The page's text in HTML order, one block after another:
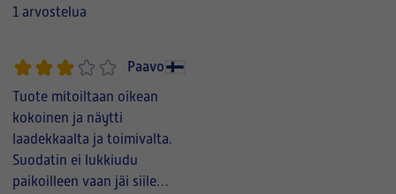
1 arvostelua
Paavo
Tuote mitoiltaan oikean
kokoinen ja näytti
laadekkaalta ja toimivalta.
Suodatin ei lukkiudu
paikoilleen vaan jäi siile